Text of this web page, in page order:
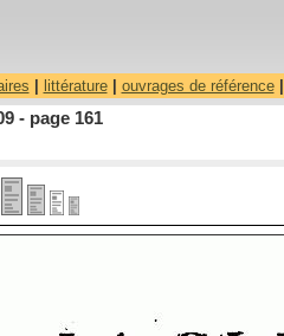
littérature| ouvrages de référence|
- page 161